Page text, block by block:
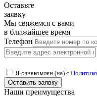
Оставьте
заявку
Мы свяжемся с вами
в ближайшее время
Телефон
Я ознакомлен (на) с
Наши преимущества